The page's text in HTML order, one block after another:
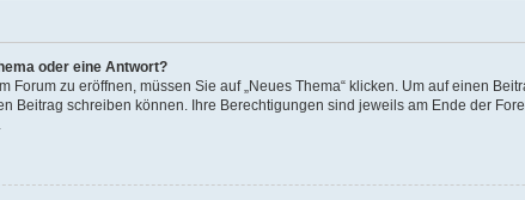
oder eine Antwort?
Forum zu eröffnen, müssen Sie auf „Neues Thema“ klicken. Um auf einen
Beitrag schreiben können. Ihre Berechtigungen sind jeweils am Ende der